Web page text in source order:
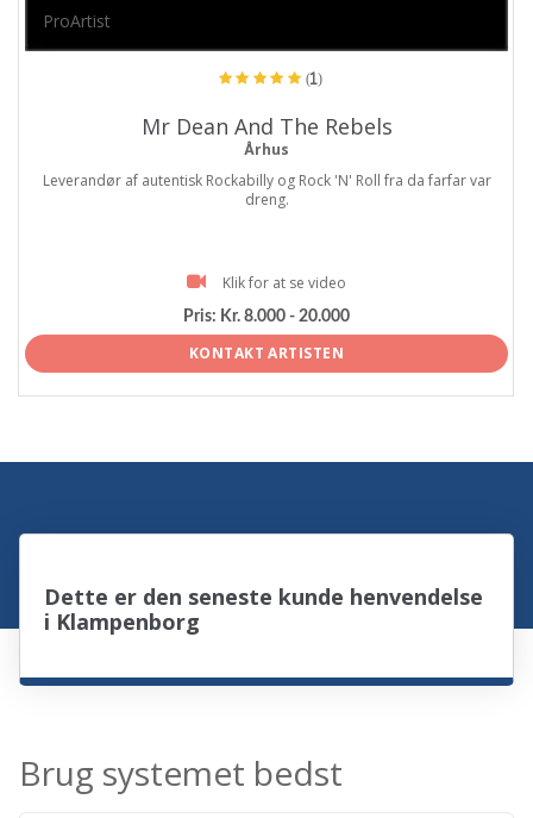
ProArtist
(1)
Mr Dean And The Rebels
Århus
Leverandør af autentisk Rockabilly og Rock 'N' Roll fra da farfar var
dreng.
Klik for at se video
Pris: Kr. 8.000 - 20.000
KONTAKT ARTISTEN
Dette er den seneste kunde henvendelse
i Klampenborg
Brug systemet bedst